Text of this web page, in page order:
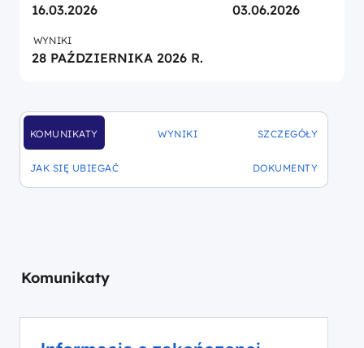
KOMUNIKATY
DOFINANSOWANIA
WYNIKI SZCZEGÓŁY
JAK SIĘ UBIEGAĆ
DOFINANSOWANIA
DOKUMENTY
Komunikaty
16.03.2026 03.06.2026
WYNIKI
28 PAŹDZIERNIKA 2026 R.